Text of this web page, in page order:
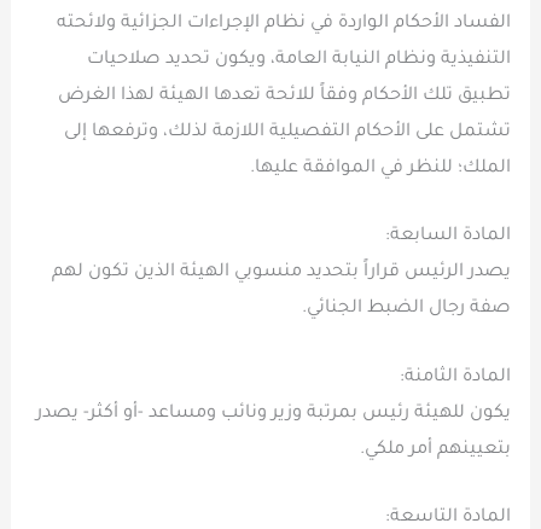
الفساد الأحكام الواردة في نظام الإجراءات الجزائية ولائحته
التنفيذية ونظام النيابة العامة، ويكون تحديد صلاحيات
تطبيق تلك الأحكام وفقاً للائحة تعدها الهيئة لهذا الغرض
تشتمل على الأحكام التفصيلية اللازمة لذلك، وترفعها إلى
الملك؛ للنظر في الموافقة عليها.
المادة السابعة:
يصدر الرئيس قراراً بتحديد منسوبي الهيئة الذين تكون لهم
صفة رجال الضبط الجنائي.
المادة الثامنة:
يكون للهيئة رئيس بمرتبة وزير ونائب ومساعد -أو أكثر- يصدر
بتعيينهم أمر ملكي.
المادة التاسعة: